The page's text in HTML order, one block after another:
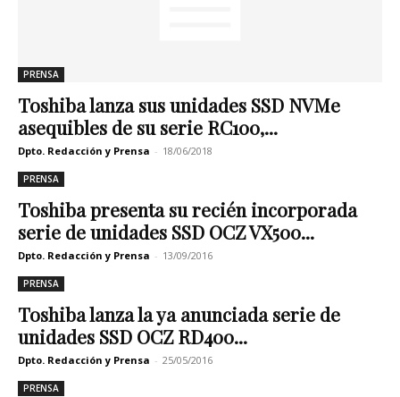
PRENSA
Toshiba lanza sus unidades SSD NVMe
asequibles de su serie RC100,...
Dpto. Redacción y Prensa - 18/06/2018
PRENSA
Toshiba presenta su recién incorporada
serie de unidades SSD OCZ VX500...
Dpto. Redacción y Prensa - 13/09/2016
PRENSA
Toshiba lanza la ya anunciada serie de
unidades SSD OCZ RD400...
Dpto. Redacción y Prensa - 25/05/2016
PRENSA